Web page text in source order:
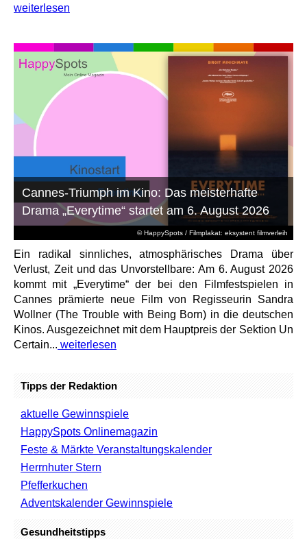
weiterlesen
© HappySpots / Filmplakat: eksystent filmverleih
Cannes-Triumph im Kino: Das meisterhafte
Drama „Everytime“ startet am 6. August 2026
Ein radikal sinnliches, atmosphärisches Drama über
Verlust, Zeit und das Unvorstellbare: Am 6. August 2026
kommt mit „Everytime“ der bei den Filmfestspielen in
Cannes prämierte neue Film von Regisseurin Sandra
Wollner (The Trouble with Being Born) in die deutschen
Kinos. Ausgezeichnet mit dem Hauptpreis der Sektion Un
Certain... weiterlesen
Tipps der Redaktion
aktuelle Gewinnspiele
HappySpots Onlinemagazin
Feste & Märkte Veranstaltungskalender
Herrnhuter Stern
Pfefferkuchen
Adventskalender Gewinnspiele
Gesundheitstipps